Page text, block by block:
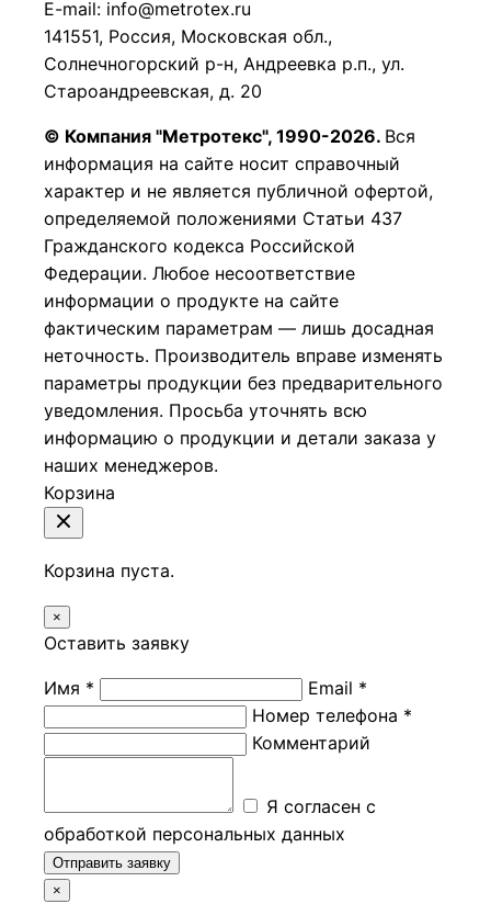
E-mail: info@metrotex.ru
141551, Россия, Московская обл.,
Солнечногорский р-н, Андреевка р.п., ул.
Староандреевская, д. 20
© Компания "Метротекс", 1990-2026. Вся
информация на сайте носит справочный
характер и не является публичной офертой,
определяемой положениями Статьи 437
Гражданского кодекса Российской
Федерации. Любое несоответствие
информации о продукте на сайте
фактическим параметрам — лишь досадная
неточность. Производитель вправе изменять
параметры продукции без предварительного
уведомления. Просьба уточнять всю
информацию о продукции и детали заказа у
наших менеджеров.
Корзина
Корзина пуста.
×
Оставить заявку
Имя *
Email *
Номер телефона *
Комментарий
Я согласен с
обработкой персональных данных
Отправить заявку
×